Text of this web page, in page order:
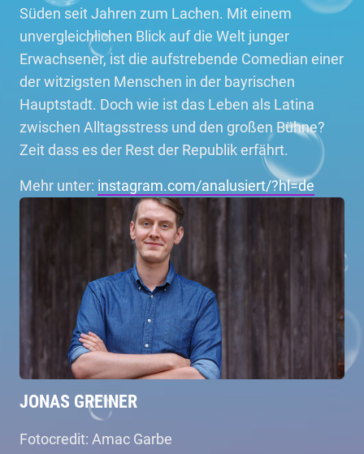
Süden seit Jahren zum Lachen. Mit einem
unvergleichlichen Blick auf die Welt junger
Erwachsener, ist die aufstrebende Comedian einer
der witzigsten Menschen in der bayrischen
Hauptstadt. Doch wie ist das Leben als Latina
zwischen Alltagsstress und den großen Bühne?
Zeit dass es der Rest der Republik erfährt.
Mehr unter: instagram.com/analusiert/?hl=de
JONAS GREINER
Fotocredit: Amac Garbe